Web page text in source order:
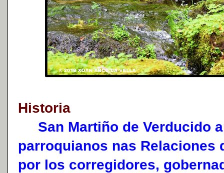
Historia
San Martiño de Verducido
parroquianos nas Relaciones
por los corregidores,